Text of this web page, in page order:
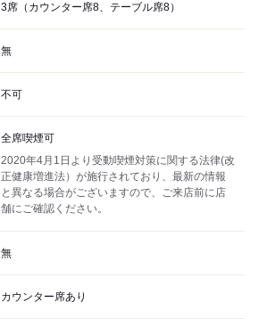
3席（カウンター席8、テーブル席8）
無
不可
全席喫煙可
2020年4月1日より受動喫煙対策に関する法律(改
正健康増進法）が施行されており、最新の情報
と異なる場合がございますので、ご来店前に店
舗にご確認ください。
無
カウンター席あり